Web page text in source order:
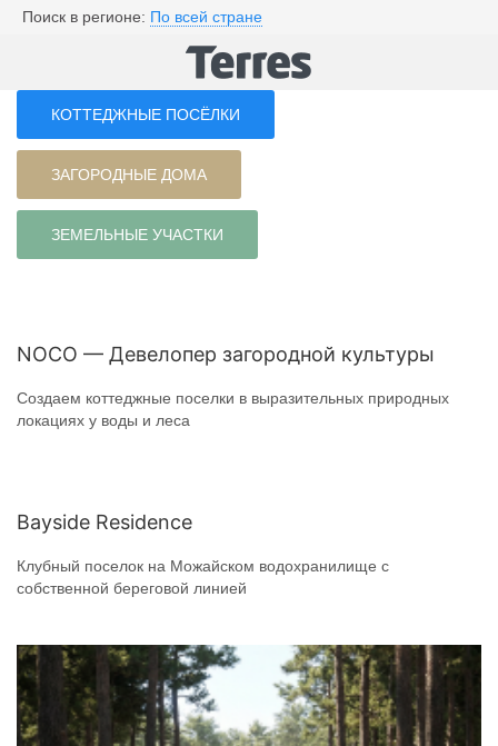
Поиск в регионе: По всей стране
КОТТЕДЖНЫЕ ПОСЁЛКИ
ЗАГОРОДНЫЕ ДОМА
ЗЕМЕЛЬНЫЕ УЧАСТКИ
NOCO — Девелопер загородной культуры
Создаем коттеджные поселки в выразительных природных
локациях у воды и леса
Bayside Residence
Клубный поселок на Можайском водохранилище с
собственной береговой линией